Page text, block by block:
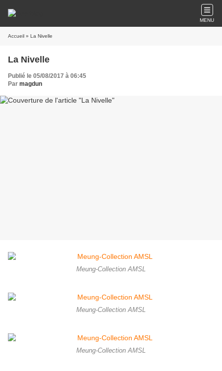
MENU
Accueil » La Nivelle
La Nivelle
Publié le 05/08/2017 à 06:45
Par magdun
Meung-Collection AMSL
Meung-Collection AMSL
Meung-Collection AMSL